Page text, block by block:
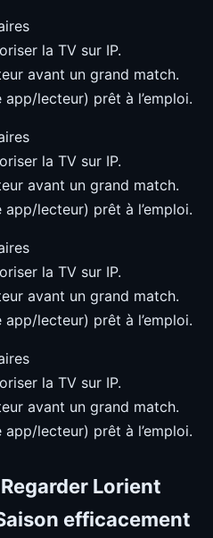
la TV sur IP.
avant un grand match.
lecteur) prêt à l’emploi.
la TV sur IP.
avant un grand match.
lecteur) prêt à l’emploi.
la TV sur IP.
avant un grand match.
lecteur) prêt à l’emploi.
la TV sur IP.
avant un grand match.
lecteur) prêt à l’emploi.
Lorient
efficacement